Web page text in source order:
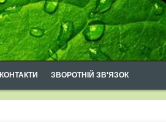
КОНТАКТИ ЗВОРОТНІЙ ЗВ'ЯЗОК